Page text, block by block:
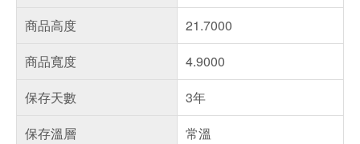
商品高度
21.7000
商品寬度
4.9000
保存天數
3年
保存溫層
常溫